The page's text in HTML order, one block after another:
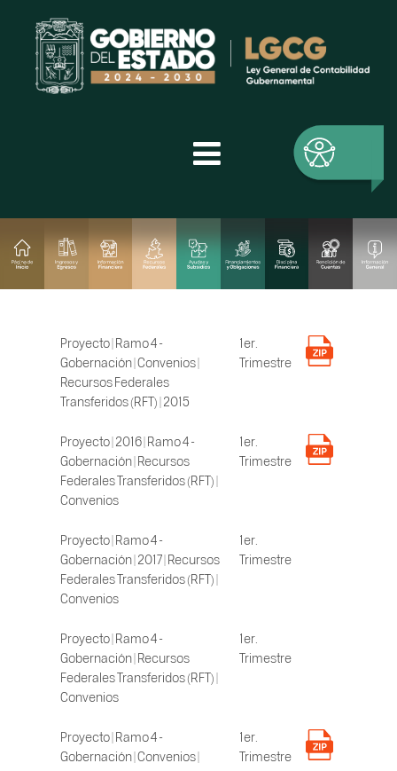
Proyecto | Ramo 4 -
Gobernación | Convenios |
Recursos Federales
Transferidos (RFT) | 2015
1er.
Trimestre
Proyecto | 2016 | Ramo 4 -
Gobernación | Recursos
Federales Transferidos (RFT) |
Convenios
1er.
Trimestre
Proyecto | Ramo 4 -
Gobernación | 2017 | Recursos
Federales Transferidos (RFT) |
Convenios
1er.
Trimestre
Proyecto | Ramo 4 -
Gobernación | Recursos
Federales Transferidos (RFT) |
Convenios
1er.
Trimestre
Proyecto | Ramo 4 -
Gobernación | Convenios |
1er.
Trimestre